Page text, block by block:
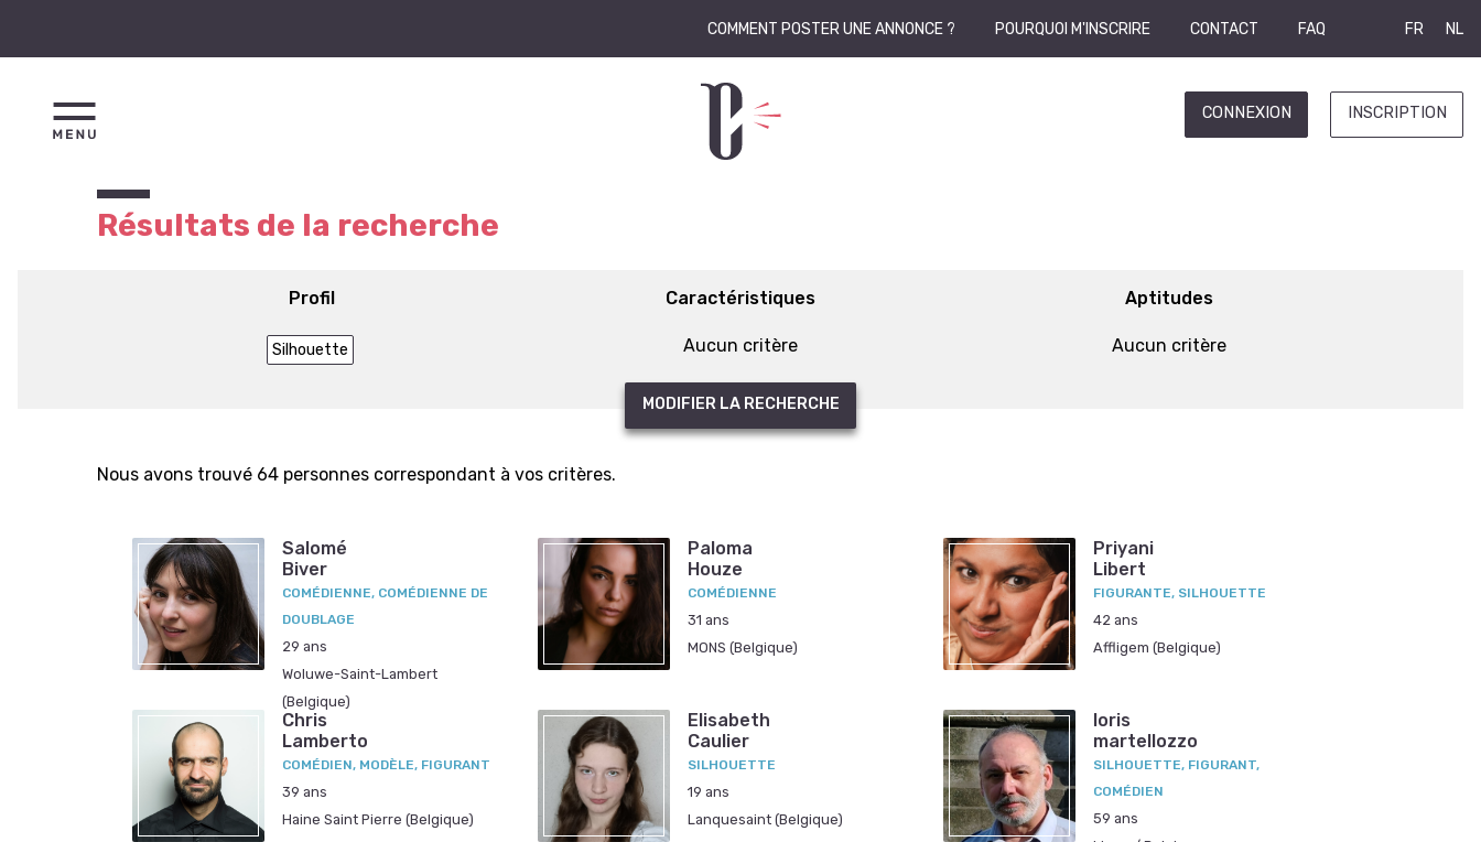
COMMENT POSTER UNE ANNONCE ? POURQUOI M'INSCRIRE CONTACT FAQ FR NL
CONNEXION INSCRIPTION
Résultats de la recherche
Profil
Silhouette
Caractéristiques
Aucun critère
Aptitudes
Aucun critère
MODIFIER LA RECHERCHE
Nous avons trouvé 64 personnes correspondant à vos critères.
Salomé
Biver
COMÉDIENNE, COMÉDIENNE DE
DOUBLAGE
29 ans
Woluwe-Saint-Lambert
(Belgique)
Paloma
Houze
COMÉDIENNE
31 ans
MONS (Belgique)
Priyani
Libert
FIGURANTE, SILHOUETTE
42 ans
Affligem (Belgique)
Chris
Lamberto
COMÉDIEN, MODÈLE, FIGURANT
39 ans
Haine Saint Pierre (Belgique)
Elisabeth
Caulier
SILHOUETTE
19 ans
Lanquesaint (Belgique)
loris
martellozzo
SILHOUETTE, FIGURANT,
COMÉDIEN
59 ans